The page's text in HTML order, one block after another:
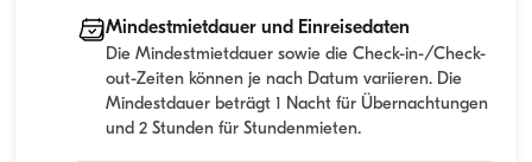
Mindestmietdauer und Einreisedaten
Die Mindestmietdauer sowie die Check-in-/Check-
out-Zeiten können je nach Datum variieren. Die
Mindestdauer beträgt 1 Nacht für Übernachtungen
und 2 Stunden für Stundenmieten.